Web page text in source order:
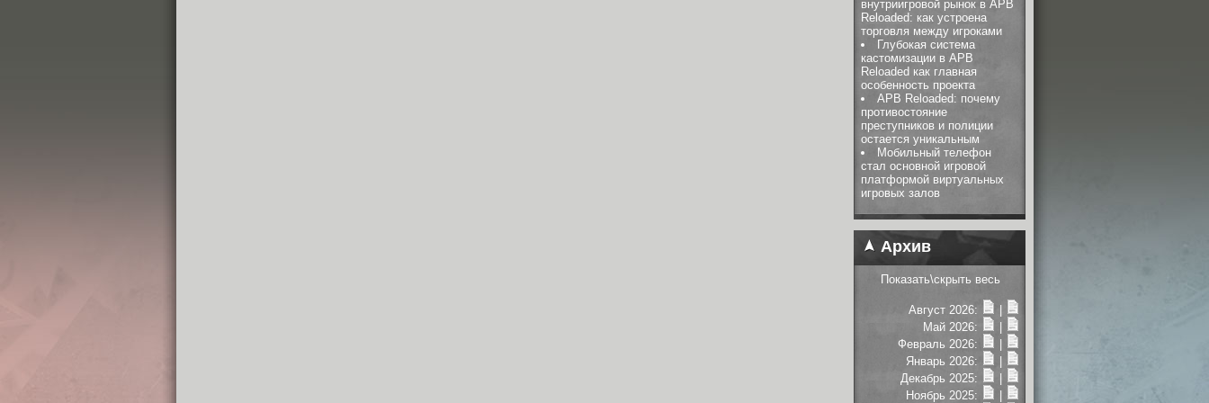
внутриигровой рынок в APB
Reloaded: как устроена
торговля между игроками
Глубокая система
кастомизации в APB
Reloaded как главная
особенность проекта
APB Reloaded: почему
противостояние
преступников и полиции
остается уникальным
Мобильный телефон
стал основной игровой
платформой виртуальных
игровых залов
Архив
Показать\скрыть весь
Август 2026:
Май 2026:
Февраль 2026:
Январь 2026:
Декабрь 2025:
Ноябрь 2025: